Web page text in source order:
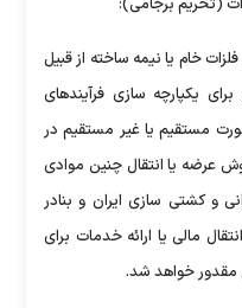
خام یا نیمه ساخته از قبیل
برای یکپارچه سازی فرآیندهای
مستقیم یا غیر مستقیم در
عرضه یا انتقال چنین موادی
و کشتی سازی ایران و بنادر
مالی یا ارائه خدمات برای
مقدور خواهد شد.